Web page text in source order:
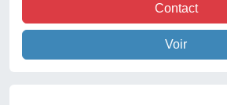
Contact
Voir